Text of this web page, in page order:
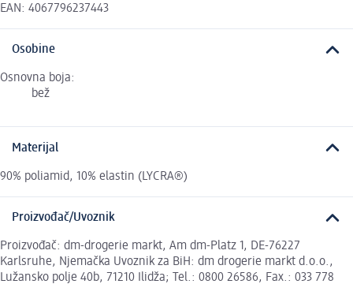
EAN: 4067796237443
Osobine
Osnovna boja:
bež
Materijal
90% poliamid, 10% elastin (LYCRA®)
Proizvođač/Uvoznik
Proizvođač: dm-drogerie markt, Am dm-Platz 1, DE-76227
Karlsruhe, Njemačka Uvoznik za BiH: dm drogerie markt d.o.o.,
Lužansko polje 40b, 71210 Ilidža; Tel.: 0800 26586, Fax.: 033 778